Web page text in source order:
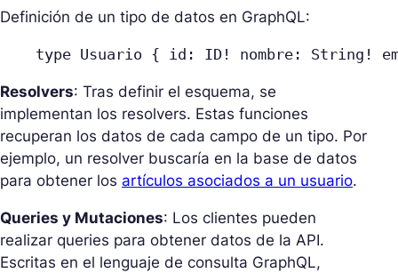
Definición de un tipo de datos en GraphQL:
type Usuario { id: ID! nombre:
Resolvers: Tras definir el esquema, se
implementan los resolvers. Estas funciones
recuperan los datos de cada campo de un tipo. Por
ejemplo, un resolver buscaría en la base de datos
para obtener los artículos asociados a un usuario.
Queries y Mutaciones: Los clientes pueden
realizar queries para obtener datos de la API.
Escritas en el lenguaje de consulta GraphQL,